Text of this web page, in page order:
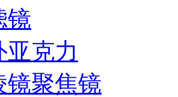
镜
亚克力
镜聚焦镜